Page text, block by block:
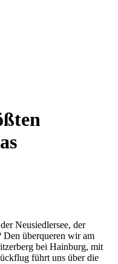
Neusiedlersee, der
Den überqueren wir am
bei Hainburg, mit
führt uns über die